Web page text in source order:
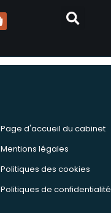
Page d'accueil du cabinet
Mentions légales
Politiques des cookies
Politiques de confidentialité